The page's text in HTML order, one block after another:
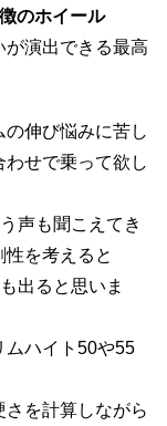
のホイール
が演出できる最高
伸び悩みに苦し
せで乗って欲し
声も聞こえてき
を考えると
出ると思いま
ムハイト50や55
を計算しながら